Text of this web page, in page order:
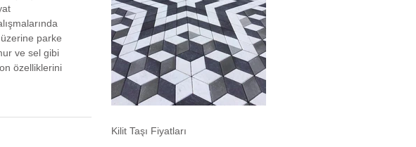
parke
ve sel gibi
özelliklerini
Kilit Taşı Fiyatları